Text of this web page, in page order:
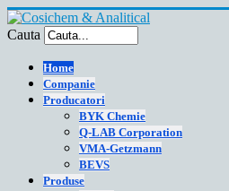
Cauta
Home
Companie
Producatori
BYK Chemie
Q-LAB Corporation
VMA-Getzmann
BEVS
Produse